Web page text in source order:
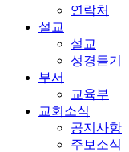
연락처
설교
설교
성경듣기
부서
교육부
교회소식
공지사항
주보소식